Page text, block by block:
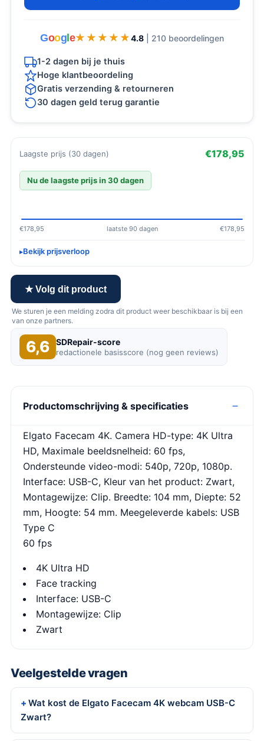
Goog e★★★★★
★★★★★ 4.8 | 210 beoordelingen
1-2 dagen bij je thuis
Hoge klantbeoordeling
Gratis verzending & retourneren
30 dagen geld terug garantie
Laagste prijs (30 dagen) €178,95
Nu de laagste prijs in 30 dagen
€178,95 laatste 90 dagen €178,95
Bekijk prijsverloop
★ Volg dit product
We sturen je een melding zodra dit product weer beschikbaar is bij een
van onze partners.
6,6 SDRepair-score
redactionele basisscore (nog geen reviews)
Productomschrijving & specificaties
Elgato Facecam 4K. Camera HD-type: 4K Ultra
HD, Maximale beeldsnelheid: 60 fps,
Ondersteunde video-modi: 540p, 720p, 1080p.
Interface: USB-C, Kleur van het product: Zwart,
Montagewijze: Clip. Breedte: 104 mm, Diepte: 52
mm, Hoogte: 54 mm. Meegeleverde kabels: USB
Type C
60 fps
4K Ultra HD
Face tracking
Interface: USB-C
Montagewijze: Clip
Zwart
Veelgestelde vragen
Wat kost de Elgato Facecam 4K webcam USB-C
Zwart?